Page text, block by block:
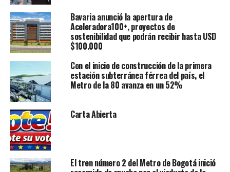
Bavaria anunció la apertura de
Aceleradora100+, proyectos de
sostenibilidad que podrán recibir hasta USD
$100.000
Con el inicio de construcción de la primera
estación subterránea férrea del país, el
Metro de la 80 avanza en un 52%
Carta Abierta
El tren número 2 del Metro de Bogotá inició